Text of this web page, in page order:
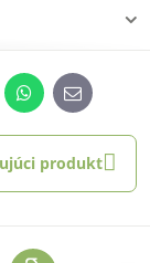
WhatsApp
E-
mail
produkt